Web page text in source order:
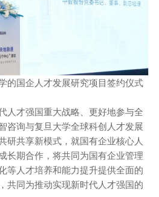
的国企人才发展研究项目签约仪式
人才强国重大战略、更好地参与全
咨询与复旦大学全球科创人才发展
研共享新模式，就国有企业核心人
长期合作，将共同为国有企业管理
等人才培养和能力提升提供全面的
共同为推动实现新时代人才强国的